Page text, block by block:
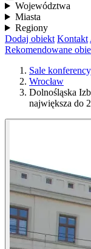
Województwa
Miasta
Regiony
Dodaj obiekt Kontakt
Rekomendowane
Sale
Wrocław
Dolnośląska
największa do